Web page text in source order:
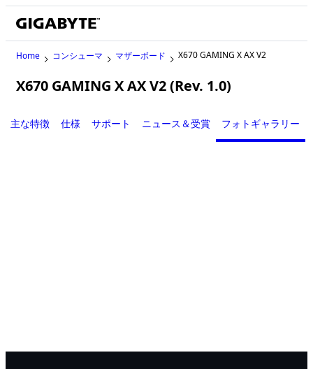
Home コンシューマ マザーボード X670 GAMING X AX V2
X670 GAMING X AX V2 (Rev. 1.0)
主な特徴 仕様 サポート ニュース＆受賞 フォトギャラリー